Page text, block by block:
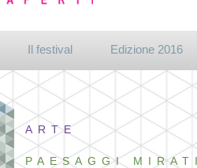
Il festival Edizione 2016
ARTE
PAESAGGI MIRATI